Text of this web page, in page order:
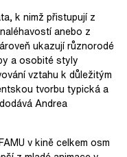
k nimž přistupují z
anebo z
ukazují různorodé
a osobité styly
vztahu k důležitým
tvorbu typická a
Andrea
v kině celkem osm